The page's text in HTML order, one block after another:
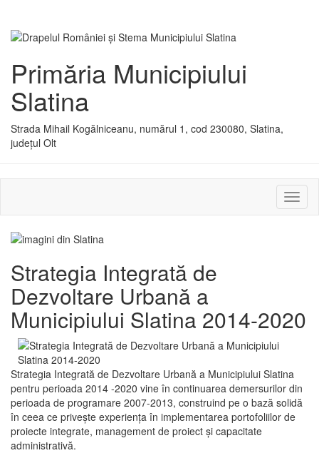
Primăria Municipiului
Slatina
Strada Mihail Kogălniceanu, numărul 1, cod 230080, Slatina,
județul Olt
sau
Strategia Integrată de
Dezvoltare Urbană a
Municipiului Slatina 2014-2020
Strategia Integrată de Dezvoltare Urbană a Municipiului Slatina
pentru perioada 2014 -2020 vine în continuarea demersurilor din
perioada de programare 2007-2013, construind pe o bază solidă
în ceea ce priveşte experienţa în implementarea portofoliilor de
proiecte integrate, management de proiect și capacitate
administrativă.